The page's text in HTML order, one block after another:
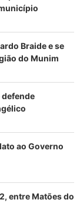
Braide e se
do Munim
defende
ao Governo
entre Matões do